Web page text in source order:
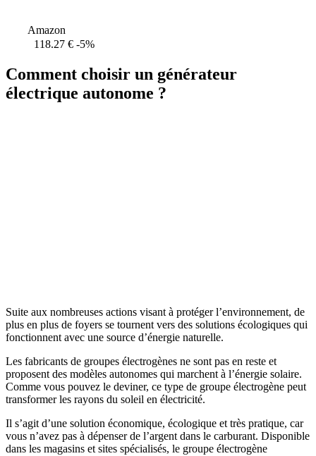
Amazon
118.27 € -5%
Comment choisir un générateur
électrique autonome ?
Suite aux nombreuses actions visant à protéger l’environnement, de
plus en plus de foyers se tournent vers des solutions écologiques qui
fonctionnent avec une source d’énergie naturelle.
Les fabricants de groupes électrogènes ne sont pas en reste et
proposent des modèles autonomes qui marchent à l’énergie solaire.
Comme vous pouvez le deviner, ce type de groupe électrogène peut
transformer les rayons du soleil en électricité.
Il s’agit d’une solution économique, écologique et très pratique, car
vous n’avez pas à dépenser de l’argent dans le carburant. Disponible
dans les magasins et sites spécialisés, le groupe électrogène